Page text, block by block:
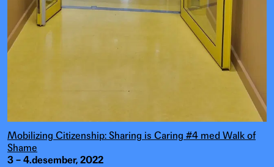
Mobilizing Citizenship: Sharing is Caring #4 med Walk of
Shame
3 – 4.desember, 2022